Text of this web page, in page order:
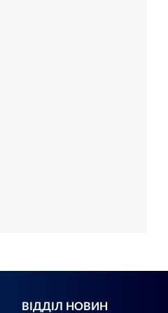
ВІДДІЛ НОВИН